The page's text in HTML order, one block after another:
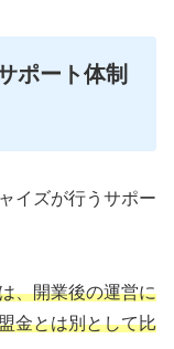
ポート体制
イズが行うサポー
、開業後の運営に
金とは別として比